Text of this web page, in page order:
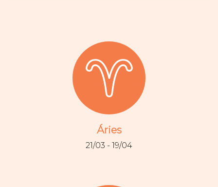
Áries
21/03 - 19/04